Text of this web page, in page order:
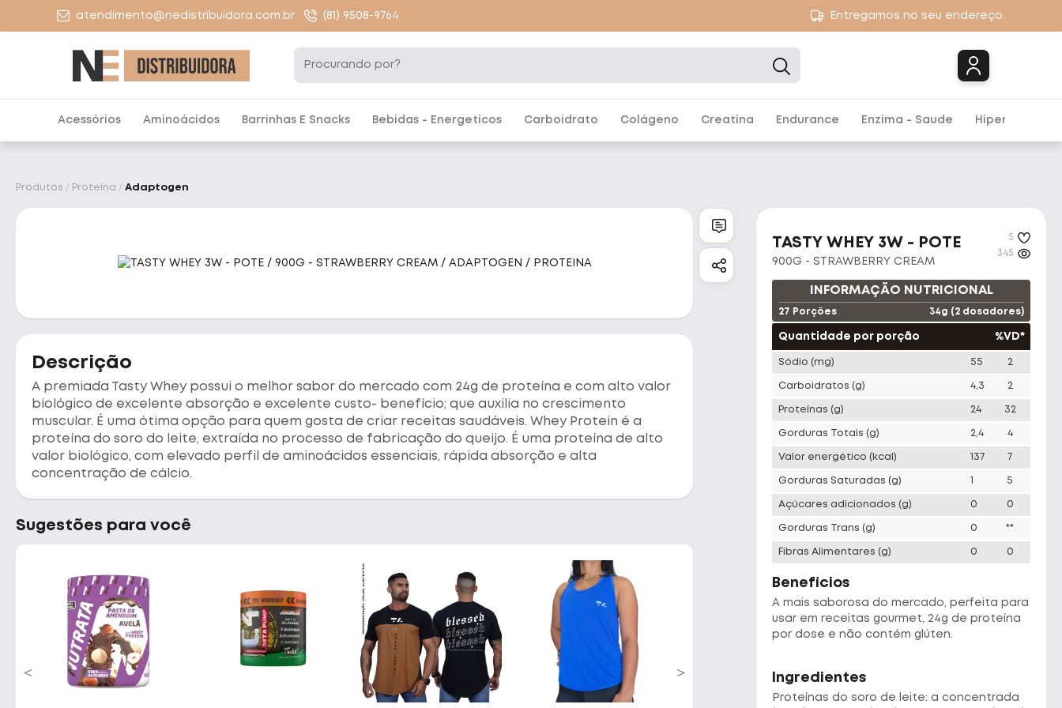
atendimento@nedistribuidora.com.br (81) 9508-9764 Entregamos no seu endereço.
Acessórios Aminoácidos Barrinhas E Snacks Bebidas - Energeticos Carboidrato Colágeno Creatina Endurance Enzima - Saude Hipercalórico
Produtos Proteína Adaptogen
Descrição
A premiada Tasty Whey possui o melhor sabor do mercado com 24g de proteína e com alto valor
biológico de excelente absorção e excelente custo- benefício; que auxilia no crescimento
muscular. É uma ótima opção para quem gosta de criar receitas saudáveis. Whey Protein é a
proteína do soro do leite, extraída no processo de fabricação do queijo. É uma proteína de alto
valor biológico, com elevado perfil de aminoácidos essenciais, rápida absorção e alta
concentração de cálcio.
Sugestões para você
TASTY WHEY 3W - POTE
900G - STRAWBERRY CREAM
5
345
INFORMAÇÃO NUTRICIONAL
27 Porções 34g (2 dosadores)
Quantidade por porção %VD*
Sódio (mg) 55 2
Carboidratos (g) 4,3 2
Proteínas (g) 24 32
Gorduras Totais (g) 2,4 4
Valor energético (kcal) 137 7
Gorduras Saturadas (g) 5
Açúcares adicionados (g) 0 0
Gorduras Trans (g) 0 **
Fibras Alimentares (g) 0 0
Benefícios
A mais saborosa do mercado, perfeita para
usar em receitas gourmet, 24g de proteína
por dose e não contém glúten.
Ingredientes
Proteínas do soro de leite: a concentrada